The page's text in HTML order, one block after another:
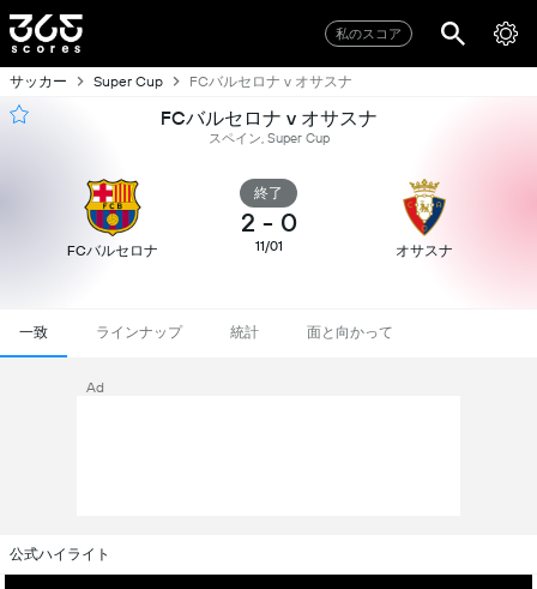
私のスコア
サッカー Super Cup FCバルセロナ v オサスナ
FCバルセロナ v オサスナ
スペイン, Super Cup
FCバルセロナ
終了
2 - 0
11/01 オサスナ
一致 ラインナップ 統計 面と向かって
Ad
公式ハイライト